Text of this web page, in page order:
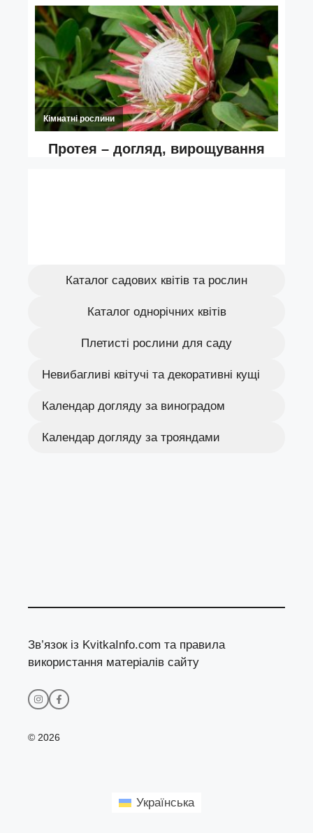
Каталог садових квітів та рослин
Каталог однорічних квітів
Плетисті рослини для саду
Невибагливі квітучі та декоративні кущі
Календар догляду за виноградом
Календар догляду за трояндами
Зв’язок із KvitkaInfo.com та правила
використання матеріалів сайту
© 2026
Українська